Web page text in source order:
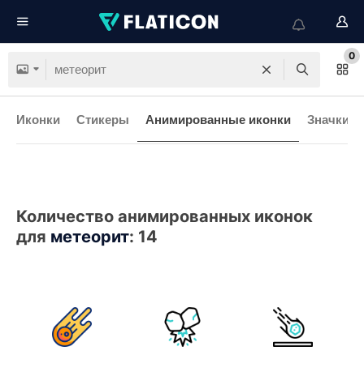
0
Иконки Стикеры Анимированные иконки Значки
Количество анимированных иконок
для метеорит: 14